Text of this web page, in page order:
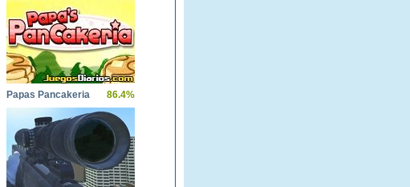
Papas Pancakeria 86.4%